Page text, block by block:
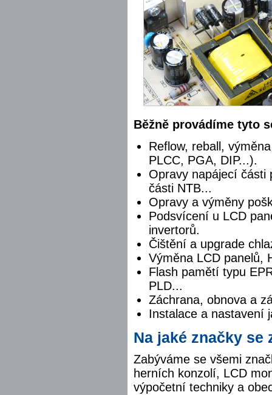
Běžně provádíme tyto
Reflow, reball,
PLCC, PGA, DIP...).
Opravy napájecí části
části NTB...
Opravy a výměny
Podsvícení u LCD
invertorů.
Čištění a upgrade
Výměna LCD panelů,
Flash pamětí typu
PLD...
Záchrana, obnova a
Instalace a nastavení
Na jaké značky se
Zabýváme se všemi
herních konzolí, LCD
výpočetní techniky a